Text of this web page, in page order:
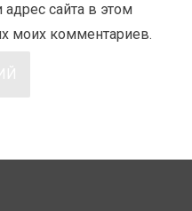
сайта в этом
моих комментариев.